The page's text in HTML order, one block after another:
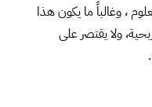
، وغالباً ما يكون هذا
ولا يقتصر على